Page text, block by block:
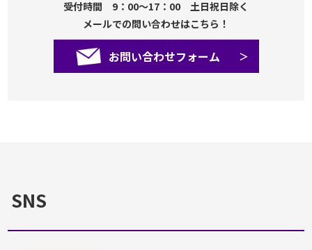
受付時間 9：00～17：00 土日祝日除く
メールでの問い合わせはこちら！
お問い合わせフォーム
SNS